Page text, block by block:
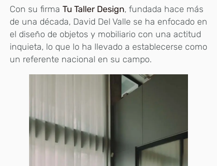
Con su firma Tu Taller Design, fundada hace más
de una década, David Del Valle se ha enfocado en
el diseño de objetos y mobiliario con una actitud
inquieta, lo que lo ha llevado a establecerse como
un referente nacional en su campo.